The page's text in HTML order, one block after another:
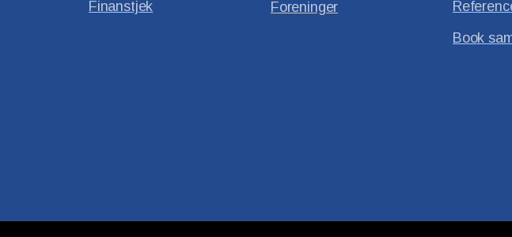
Finanstjek
Foreninger
Book